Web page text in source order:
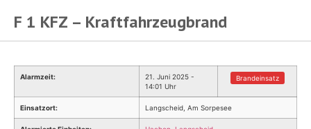
F 1 KFZ – Kraftfahrzeugbrand
Alarmzeit:
21. Juni 2025 -
14:01 Uhr
Brandeinsatz
Einsatzort: Langscheid, Am Sorpesee